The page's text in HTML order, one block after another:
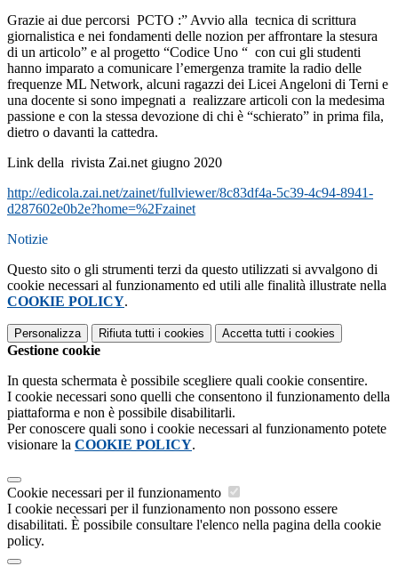
Grazie ai due percorsi PCTO :” Avvio alla tecnica di scrittura
giornalistica e nei fondamenti delle nozion per affrontare la stesura
di un articolo” e al progetto “Codice Uno “ con cui gli studenti
hanno imparato a comunicare l’emergenza tramite la radio delle
frequenze ML Network, alcuni ragazzi dei Licei Angeloni di Terni e
una docente si sono impegnati a realizzare articoli con la medesima
passione e con la stessa devozione di chi è “schierato” in prima fila,
dietro o davanti la cattedra.
Link della rivista Zai.net giugno 2020
http://edicola.zai.net/zainet/fullviewer/8c83df4a-5c39-4c94-8941-
d287602e0b2e?home=%2Fzainet
Notizie
Questo sito o gli strumenti terzi da questo utilizzati si avvalgono di
cookie necessari al funzionamento ed utili alle finalità illustrate nella
COOKIE POLICY.
Personalizza Rifiuta tutti i cookies Accetta tutti i cookies
Gestione cookie
In questa schermata è possibile scegliere quali cookie consentire.
I cookie necessari sono quelli che consentono il funzionamento della
piattaforma e non è possibile disabilitarli.
Per conoscere quali sono i cookie necessari al funzionamento potete
visionare la COOKIE POLICY.
Cookie necessari per il funzionamento
I cookie necessari per il funzionamento non possono essere
disabilitati. È possibile consultare l'elenco nella pagina della cookie
policy.